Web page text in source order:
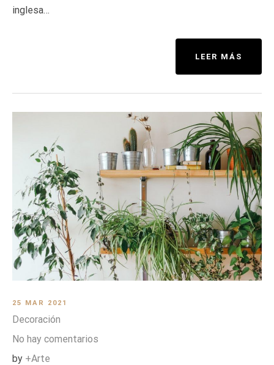
inglesa…
LEER MÁS
25 MAR 2021
Decoración
No hay comentarios
by +Arte